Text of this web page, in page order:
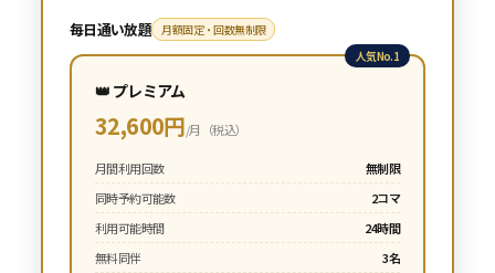
毎日通い放題
月額固定・回数無制限
人気No.1
👑 プレミアム
32,600円/月（税込）
月間利用回数
無制限
同時予約可能数
2コマ
利用可能時間
24時間
無料同伴
3名